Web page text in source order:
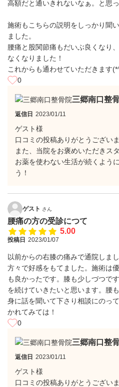
高額だと通いきれないなぁ。と思っ
施術もこちらの説明をしっかり聞
ました。
腰痛と股関節痛もだいぶ良くなり
なくなりました！
これからも通わせていただきます
0
三郷南口整
返信日 2023/01/11
ゲスト様
口コミの投稿ありがとうございま
また、当院をお褒めいただきス
お薬を使わない生活が続くよう
う！
ゲスト さん
腰痛の方の受診につて
5.00
投稿日 2023/01/07
以前からの右膝の痛みで通院しま
方々で好感をもてました。施術は
も良かったです。膝も少しづつで
を続けていきたいと思います。腰
身に話を聞いて下さり相談にのっ
かれてみては！
0
三郷南口整
返信日 2023/01/11
ゲスト様
口コミの投稿ありがとうございま